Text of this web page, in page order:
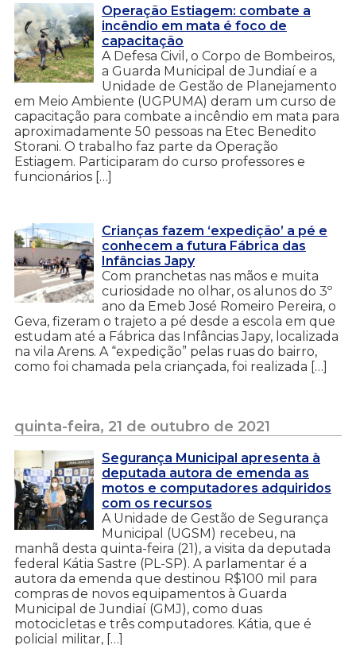
Operação Estiagem: combate a
incêndio em mata é foco de
capacitação
A Defesa Civil, o Corpo de Bombeiros,
a Guarda Municipal de Jundiaí e a
Unidade de Gestão de Planejamento
em Meio Ambiente (UGPUMA) deram um curso de
capacitação para combate a incêndio em mata para
aproximadamente 50 pessoas na Etec Benedito
Storani. O trabalho faz parte da Operação
Estiagem. Participaram do curso professores e
funcionários […]
Crianças fazem ‘expedição’ a pé e
conhecem a futura Fábrica das
Infâncias Japy
Com pranchetas nas mãos e muita
curiosidade no olhar, os alunos do 3º
ano da Emeb José Romeiro Pereira, o
Geva, fizeram o trajeto a pé desde a escola em que
estudam até a Fábrica das Infâncias Japy, localizada
na vila Arens. A “expedição” pelas ruas do bairro,
como foi chamada pela criançada, foi realizada […]
quinta-feira, 21 de outubro de 2021
Segurança Municipal apresenta à
deputada autora de emenda as
motos e computadores adquiridos
com os recursos
A Unidade de Gestão de Segurança
Municipal (UGSM) recebeu, na
manhã desta quinta-feira (21), a visita da deputada
federal Kátia Sastre (PL-SP). A parlamentar é a
autora da emenda que destinou R$100 mil para
compras de novos equipamentos à Guarda
Municipal de Jundiaí (GMJ), como duas
motocicletas e três computadores. Kátia, que é
policial militar, […]